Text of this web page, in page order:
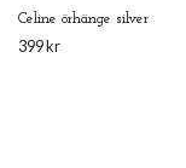
Celine örhänge silver
399 kr